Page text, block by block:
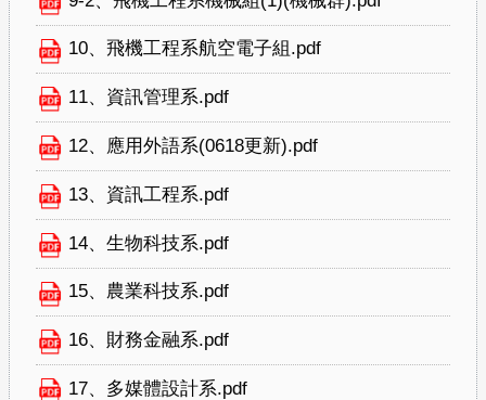
10、飛機工程系航空電子組.pdf
11、資訊管理系.pdf
12、應用外語系(0618更新).pdf
13、資訊工程系.pdf
14、生物科技系.pdf
15、農業科技系.pdf
16、財務金融系.pdf
17、多媒體設計系.pdf